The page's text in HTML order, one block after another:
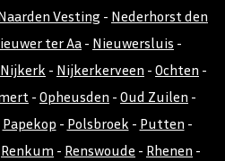
Vesting - Nederhorst den
ter Aa - Nieuwersluis -
Nijkerk - Nijkerkerveen - Ochten -
- Opheusden - Oud Zuilen -
Papekop - Polsbroek - Putten -
Renkum - Renswoude - Rhenen -